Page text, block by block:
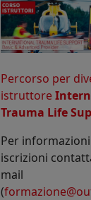
Percorso per
istruttore
Trauma Life
Per
iscrizioni
mail
(